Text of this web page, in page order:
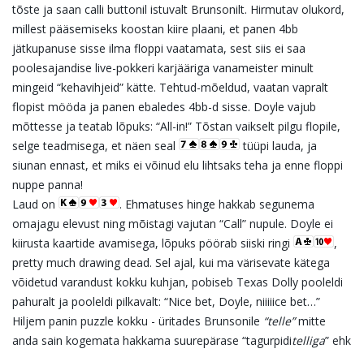
tõste ja saan calli buttonil istuvalt Brunsonilt. Hirmutav olukord,
millest pääsemiseks koostan kiire plaani, et panen 4bb
jätkupanuse sisse ilma floppi vaatamata, sest siis ei saa
poolesajandise live-pokkeri karjääriga vanameister minult
mingeid “kehavihjeid” kätte. Tehtud-mõeldud, vaatan vapralt
flopist mööda ja panen ebaledes 4bb-d sisse. Doyle vajub
mõttesse ja teatab lõpuks: “All-in!” Tõstan vaikselt pilgu flopile,
selge teadmisega, et näen seal
tüüpi lauda, ja
siunan ennast, et miks ei võinud elu lihtsaks teha ja enne floppi
nuppe panna!
Laud on
. Ehmatuses hinge hakkab segunema
omajagu elevust ning mõistagi vajutan “Call” nupule. Doyle ei
kiirusta kaartide avamisega, lõpuks pöörab siiski ringi
,
pretty much drawing dead. Sel ajal, kui ma värisevate kätega
võidetud varandust kokku kuhjan, pobiseb Texas Dolly pooleldi
pahuralt ja pooleldi pilkavalt: “Nice bet, Doyle, niiiiice bet…”
Hiljem panin puzzle kokku - üritades Brunsonile “telle”mitte
anda sain kogemata hakkama suurepärase “tagurpiditelliga” ehk